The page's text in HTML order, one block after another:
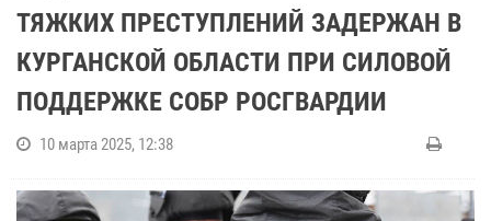
ТЯЖКИХ ПРЕСТУПЛЕНИЙ ЗАДЕРЖАН В
КУРГАНСКОЙ ОБЛАСТИ ПРИ СИЛОВОЙ
ПОДДЕРЖКЕ СОБР РОСГВАРДИИ
10 марта 2025, 12:38